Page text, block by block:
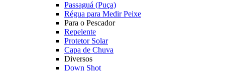
Passaguá (Puça)
Régua para Medir Peixe
Para o Pescador
Repelente
Protetor Solar
Capa de Chuva
Diversos
Down Shot